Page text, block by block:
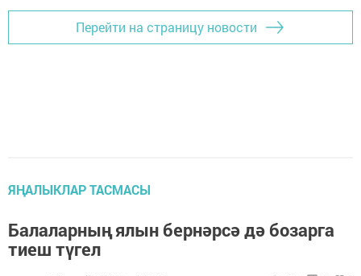
Перейти на страницу новости
ЯҢАЛЫКЛАР ТАСМАСЫ
Балаларның ялын бернәрсә дә бозарга
тиеш түгел